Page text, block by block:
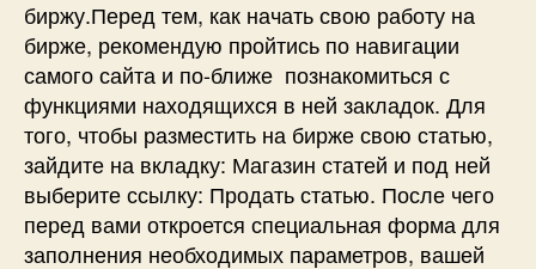
биржу.Перед тем, как начать свою работу на
бирже, рекомендую пройтись по навигации
самого сайта и по-ближе познакомиться с
функциями находящихся в ней закладок. Для
того, чтобы разместить на бирже свою статью,
зайдите на вкладку: Магазин статей и под ней
выберите ссылку: Продать статью. После чего
перед вами откроется специальная форма для
заполнения необходимых параметров, вашей